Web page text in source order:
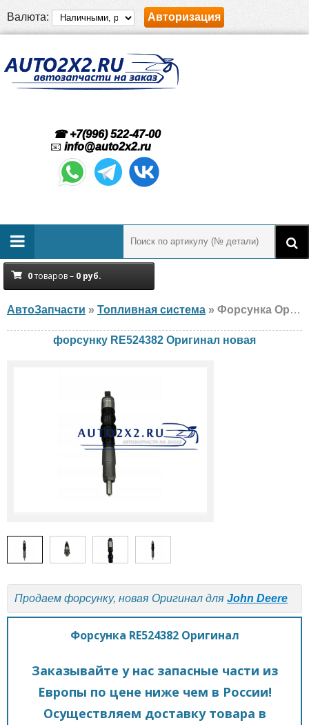
Валюта: Авторизация
☎ +7(996) 522-47-00
📧 info@auto2x2.ru
0товаров – 0 руб.
АвтоЗапчасти » Топливная система » Форсунка Оригинал RE524382 John Deere, новая
форсунку RE524382 Оригинал новая
Продаем форсунку, новая Оригинал для John Deere
Форсунка RE524382 Оригинал
Заказывайте у нас запасные части из
Европы по цене ниже чем в России!
Осуществляем доставку товара в